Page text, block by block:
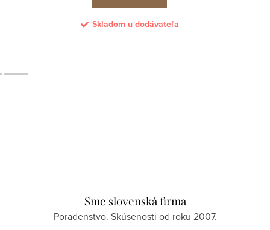
Skladom u dodávateľa
Sme slovenská firma
Poradenstvo. Skúsenosti od roku 2007.